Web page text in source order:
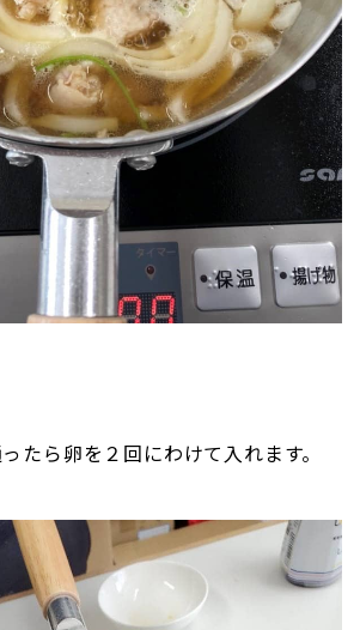
たら卵を２回にわけて入れます。